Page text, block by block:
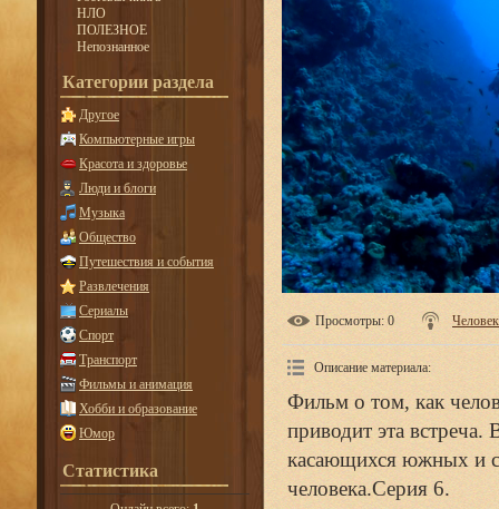
НЛО
ПОЛЕЗНОЕ
Непознанное
Категории раздела
Другое
Компьютерные игры
Красота и здоровье
Люди и блоги
Музыка
Общество
Путешествия и события
Развлечения
Сериалы
Спорт
Транспорт
Фильмы и анимация
Хобби и образование
Юмор
Статистика
Просмотры: 0
Описание материала:
Фильм о том, как
приводит эта
касающихся южных и
человека.Серия 6.